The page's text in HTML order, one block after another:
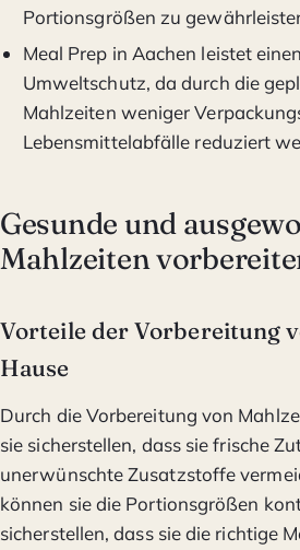
Portionsgrößen zu
Meal Prep in Aachen leistet
Umweltschutz, da durch die
Mahlzeiten weniger
Lebensmittelabfälle reduziert
Gesunde und
Mahlzeiten
Vorteile der Vorbereitung
Hause
Durch die Vorbereitung von
sie sicherstellen, dass sie frische
unerwünschte Zusatzstoffe
können sie die Portionsgrößen
sicherstellen, dass sie die richtige